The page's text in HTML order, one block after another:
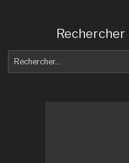
Rechercher
pour